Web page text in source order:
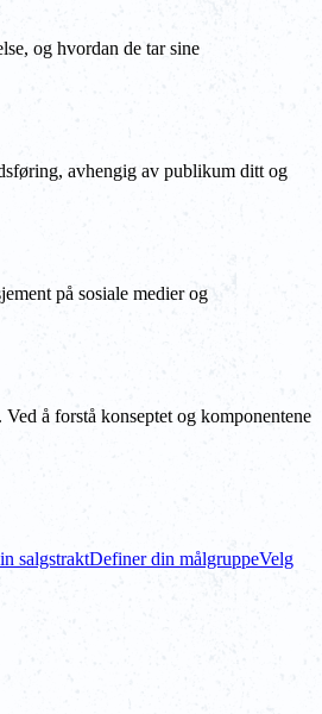
og hvordan de tar sine
avhengig av publikum ditt og
på sosiale medier og
å forstå konseptet og komponentene
salgstraktDefiner din målgruppeVelg